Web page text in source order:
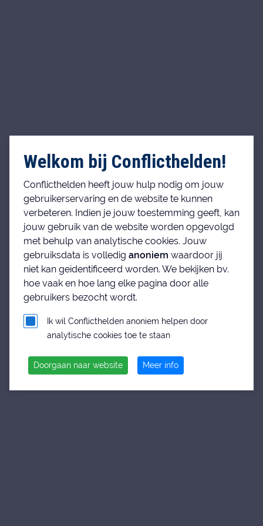
Welkom bij Conflicthelden!
Conflicthelden heeft jouw hulp nodig om jouw
gebruikerservaring en de website te kunnen
verbeteren. Indien je jouw toestemming geeft, kan
jouw gebruik van de website worden opgevolgd
met behulp van analytische cookies. Jouw
gebruiksdata is volledig anoniem waardoor jij
niet kan geïdentificeerd worden. We bekijken bv.
hoe vaak en hoe lang elke pagina door alle
gebruikers bezocht wordt.
Ik wil Conflicthelden anoniem helpen door
analytische cookies toe te staan
Doorgaan naar website Meer info